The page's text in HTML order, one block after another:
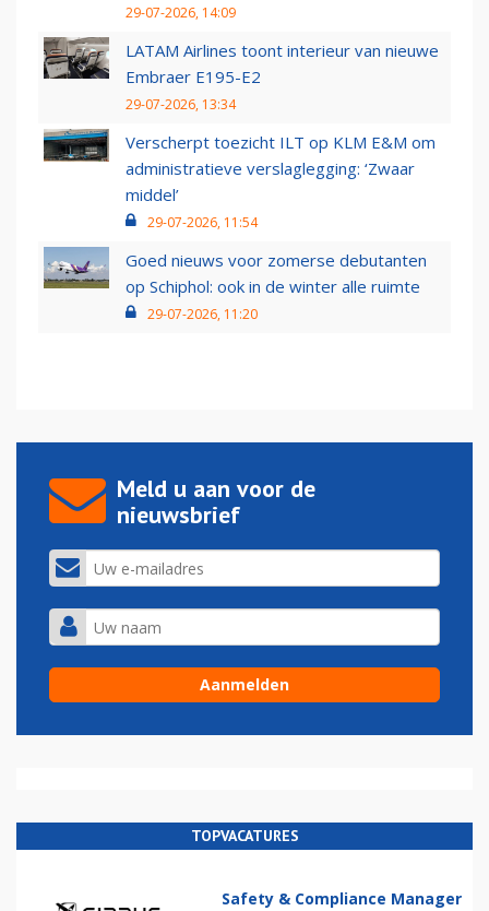
29-07-2026, 14:09
LATAM Airlines toont interieur van nieuwe
Embraer E195-E2
29-07-2026, 13:34
Verscherpt toezicht ILT op KLM E&M om
administratieve verslaglegging: ‘Zwaar
middel’
29-07-2026, 11:54
Goed nieuws voor zomerse debutanten
op Schiphol: ook in de winter alle ruimte
29-07-2026, 11:20
Meld u aan voor de
nieuwsbrief
TOPVACATURES
Safety & Compliance Manager